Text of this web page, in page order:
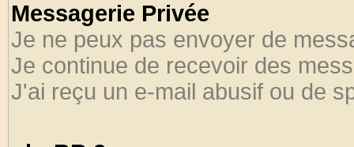
Messagerie Privée
Je ne peux pas envoyer de
Je continue de recevoir des
J'ai reçu un e-mail abusif ou de